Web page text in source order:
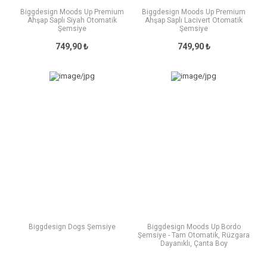
Biggdesign Moods Up Premium
Ahşap Saplı Siyah Otomatik
Şemsiye
749,90 ₺
Biggdesign Moods Up Premium
Ahşap Saplı Lacivert Otomatik
Şemsiye
749,90 ₺
Biggdesign Dogs Şemsiye
Biggdesign Moods Up Bordo
Şemsiye - Tam Otomatik, Rüzgara
Dayanıklı, Çanta Boy